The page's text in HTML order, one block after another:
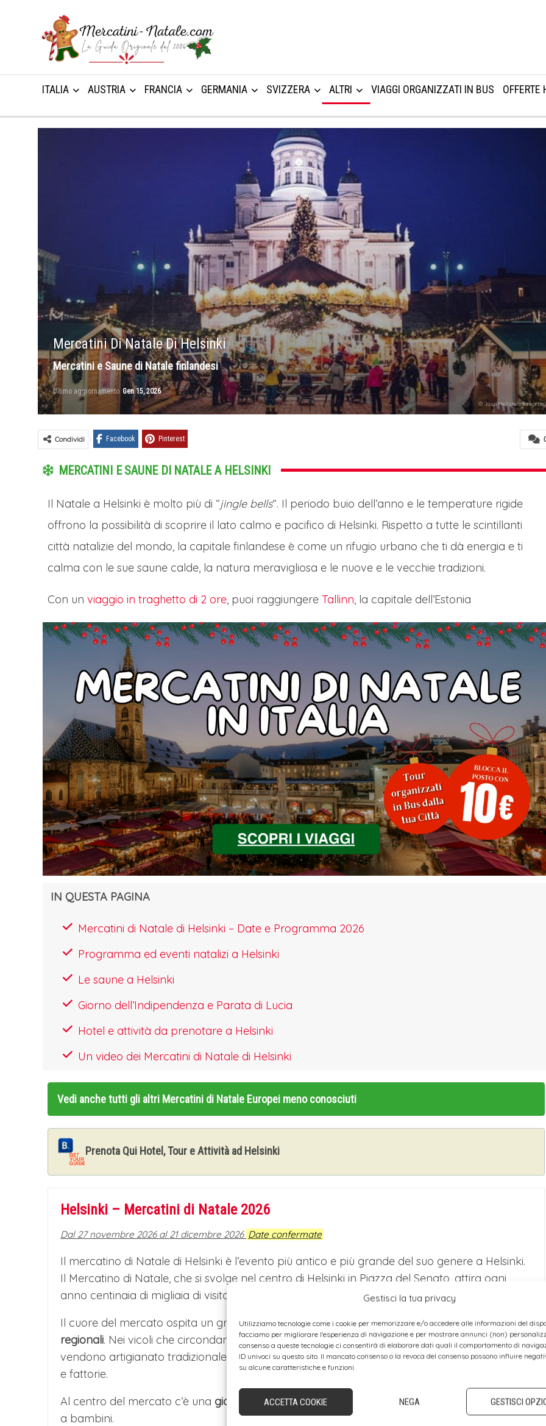
Gestisci la tua privacy
Utilizziamo tecnologie come i cookie per memorizzare e/o accedere alle informazioni del
facciamo per migliorare l'esperienza di navigazione e per mostrare annunci (non)
consenso a queste tecnologie ci consentirà di elaborare dati quali il comportamento di
ID univoci su questo sito. Il mancato consenso o la revoca del consenso possono influire
su alcune caratteristiche e funzioni.
ACCETTA COOKIE NEGA GESTISCI
ITALIA AUSTRIA FRANCIA GERMANIA SVIZZERA ALTRI VIAGGI ORGANIZZATI IN BUS OFFERTE
Mercatini Di Natale Di Helsinki
Mercatini e Saune di Natale finlandesi
Ultimo aggiornamento Gen 15, 2026
© Jussi Hellsten,
Condividi Facebook Pinterest
MERCATINI E SAUNE DI NATALE A HELSINKI
Il Natale a Helsinki è molto più di “jingle bells“. Il periodo buio dell’anno e le temperature rigide
offrono la possibilità di scoprire il lato calmo e pacifico di Helsinki. Rispetto a tutte le scintillanti
città natalizie del mondo, la capitale finlandese è come un rifugio urbano che ti dà energia e ti
calma con le sue saune calde, la natura meravigliosa e le nuove e le vecchie tradizioni.
Con un viaggio in traghetto di 2 ore , puoi raggiungere Tallinn , la capitale dell’Estonia
IN QUESTA PAGINA
Mercatini di Natale di Helsinki – Date e Programma 2026
Programma ed eventi natalizi a Helsinki
Le saune a Helsinki
Giorno dell’Indipendenza e Parata di Lucia
Hotel e attività da prenotare a Helsinki
Un video dei Mercatini di Natale di Helsinki
Vedi anche tutti gli altri Mercatini di Natale Europei meno conosciuti
Prenota Qui Hotel, Tour e Attività ad Helsinki
Helsinki – Mercatini di Natale 2026
Dal 27 novembre 2026 al 21 dicembre 2026 Date confermate
Il mercatino di Natale di Helsinki è l’evento più antico e più grande del suo genere a Helsinki.
Il Mercatino di Natale, che si svolge nel centro di Helsinki in Piazza del Senato, attira ogni
anno centinaia di migliaia di visitatori.
Il cuore del mercato ospita un gruppo dipunti ristoro autorizzati incentrati sulle specialità
regionali. Nei vicoli che circondano le bancarelle, ci sono oltre un centinaio di venditori che
vendono artigianato tradizionale, i più recenti design e prodotti di utilità, oltre a prodotti locali
e fattorie.
Al centro del mercato c’è una giostra molto popolare e vecchio stileche offre corse gratuite
a bambini.